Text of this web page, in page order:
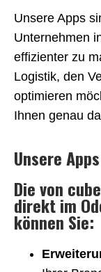
Unsere Apps
Unternehmen
effizienter zu
Logistik, den
optimieren
Ihnen genau
Unsere
Die von
direkt im
können Sie: